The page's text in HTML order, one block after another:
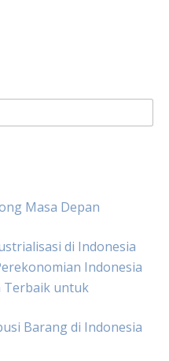
Masa Depan
di Indonesia
Indonesia
Terbaik untuk
Barang di Indonesia